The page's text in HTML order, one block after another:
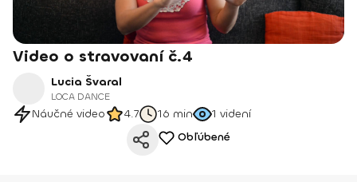
Video o stravovaní č.4
Lucia Švaral
LOCA DANCE
Náučné video 4.7 16 min 1 videní
Obľúbené